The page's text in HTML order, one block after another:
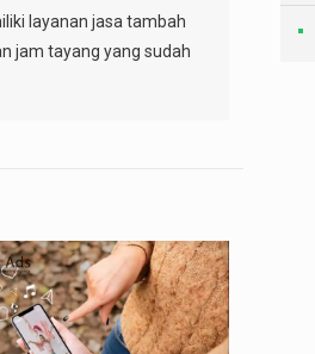
layanan jasa tambah
jam tayang yang sudah